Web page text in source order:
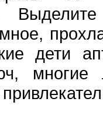
дети
многие